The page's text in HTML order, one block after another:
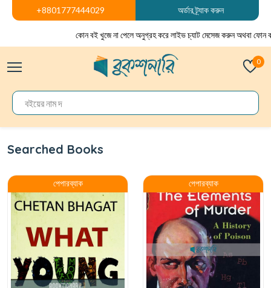
+8801777444029 অর্ডার ট্র্যাক করুন
কোন বই খুজে না পেলে অনুগ্রহ করে লাইভ চ্যাট মেসেজ করুন অথবা ফোন
0
Searched Books
পেপারব্যাক পেপারব্যাক